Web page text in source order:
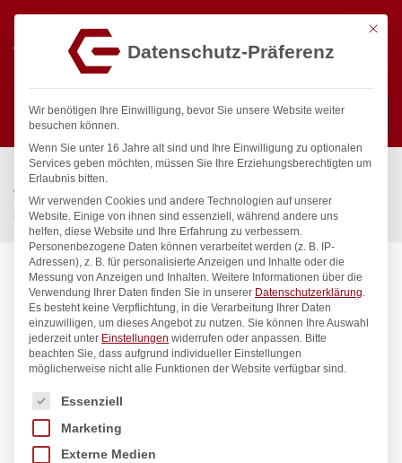
Suchen
Start / Gastronomiebedarf & Gastro Geräte für Profis
Wassertechnik
Wellnes
spa Kneipp’sche Garnitur 1/2″ Ø 20mm 1/2″ ÜM
Mit
Datenschutz-Präferenz
Wir benötigen Ihre Einwilligung, bevor Sie unsere Website weiter
besuchen können.
Wenn Sie unter 16 Jahre alt sind und Ihre Einwilligung zu optionalen
Services geben möchten, müssen Sie Ihre Erziehungsberechtigten um
Erlaubnis bitten.
Wir verwenden Cookies und andere Technologien auf unserer
Website. Einige von ihnen sind essenziell, während andere uns
helfen, diese Website und Ihre Erfahrung zu verbessern.
Personenbezogene Daten können verarbeitet werden (z. B. IP-
Adressen), z. B. für personalisierte Anzeigen und Inhalte oder die
Messung von Anzeigen und Inhalten. Weitere Informationen über die
Verwendung Ihrer Daten finden Sie in unserer Datenschutzerklärung.
Es besteht keine Verpflichtung, in die Verarbeitung Ihrer Daten
einzuwilligen, um dieses Angebot zu nutzen. Sie können Ihre Auswahl
jederzeit unter Einstellungen widerrufen oder anpassen. Bitte
beachten Sie, dass aufgrund individueller Einstellungen
möglicherweise nicht alle Funktionen der Website verfügbar sind.
Es folgt eine Liste der Service-Gruppen, für die eine
Essenziell
Marketing
Externe Medien